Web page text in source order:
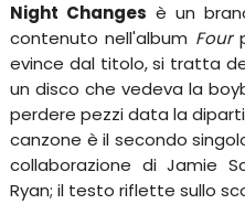
Night Changes è un
contenuto nell'album Four
evince dal titolo, si tratta
un disco che vedeva la
perdere pezzi data la
canzone è il secondo
collaborazione di Jamie
Ryan; il testo riflette sullo